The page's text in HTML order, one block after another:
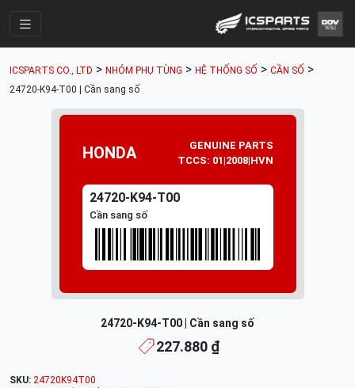
Parts Catalogue
Mã Phụ Tùng
Tài khoản
ICSPARTS CO., LTD > NHÓM PHỤ TÙNG > HỆ THỐNG SỐ > CẦN SỐ >
24720-K94-T00 | Cần sang số
HONDA
GENUINE PARTS
TCCS: 01|2008|HVN
24720-K94-T00
Cần sang số
24720-K94-T00 | Cần sang số
227.880 ₫
SKU: 24720K94T00